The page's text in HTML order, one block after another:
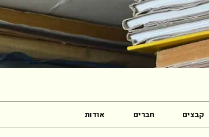
קבצים חברים אודות